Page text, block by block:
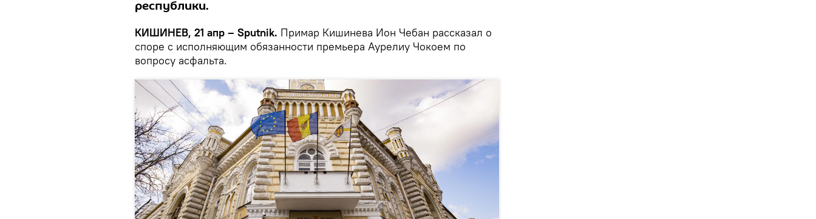
республики.
КИШИНЕВ, 21 апр – Sputnik. Примар Кишинева Ион Чебан рассказал о
споре с исполняющим обязанности премьера Аурелиу Чокоем по
вопросу асфальта.